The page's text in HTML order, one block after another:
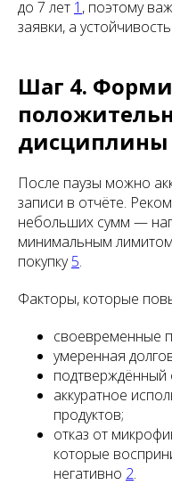
до 7 лет 1 , поэтому
заявки, а
Шаг 4.
дисциплины
После паузы можно
записи в отчёте.
небольших сумм —
минимальным
покупку5.
Факторы, которые
своевременные
умеренная
аккуратное
продуктов;
отказ от
которые
негативно 2.